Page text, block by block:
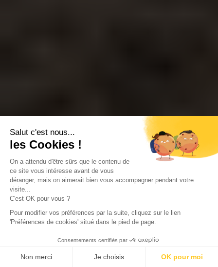
Salut c'est nous...
les Cookies !
On a attendu d'être sûrs que le contenu de
ce site vous intéresse avant de vous
déranger, mais on aimerait bien vous accompagner pendant votre
visite...
C'est OK pour vous ?
Pour modifier vos préférences par la suite, cliquez sur le lien
'Préférences de cookies' situé dans le pied de page.
Consentements certifiés par
Non merci Je choisis OK pour moi